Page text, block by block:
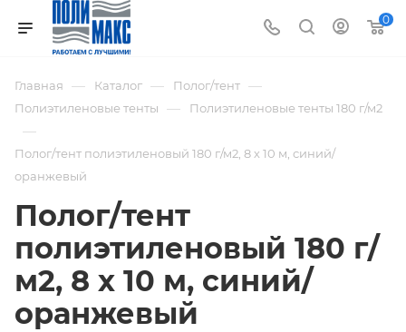
0
Главная — Каталог — Полог/тент —
Полиэтиленовые тенты — Полиэтиленовые тенты 180 г/м2
—
Полог/тент полиэтиленовый 180 г/м2, 8 х 10 м, синий/
оранжевый
Полог/тент
полиэтиленовый 180 г/
м2, 8 х 10 м, синий/
оранжевый